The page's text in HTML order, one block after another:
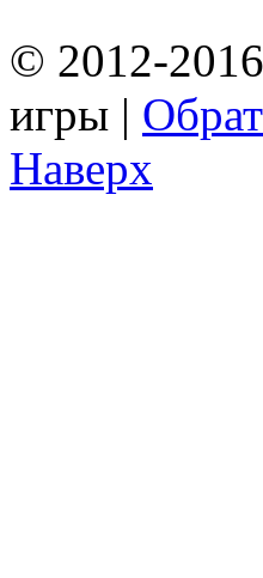
© 2012-
игры |
Наверх